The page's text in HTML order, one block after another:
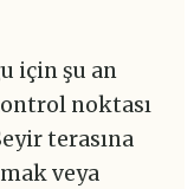
için şu an
noktası
terasına
veya